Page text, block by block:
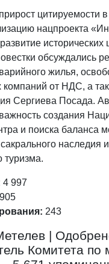
цитируемости
нацпроекта
исторических
обсуждались
жилья,
от НДС, а
Сергиева Посада.
создания
и поиска баланса
наследия
туризма.
4 997
243
|
Комитета по